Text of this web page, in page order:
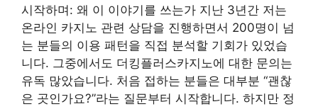
시작하며: 왜 이 이야기를 쓰는가 지난 3년간 저는
온라인 카지노 관련 상담을 진행하면서 200명이 넘
는 분들의 이용 패턴을 직접 분석할 기회가 있었습
니다. 그중에서도 더킹플러스카지노에 대한 문의는
유독 많았습니다. 처음 접하는 분들은 대부분 “괜찮
은 곳인가요?”라는 질문부터 시작합니다. 하지만 정